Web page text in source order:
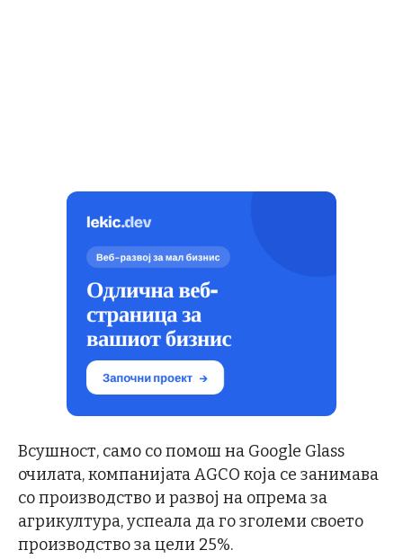
Всушност, само со помош на Google Glass
очилата, компанијата AGCO која се занимава
со производство и развој на опрема за
агрикултура, успеала да го зголеми своето
производство за цели 25%.